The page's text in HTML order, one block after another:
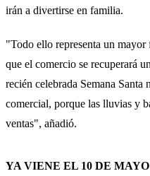
irán a divertirse en familia.
"Todo ello representa un
que el comercio se recuperará
recién celebrada Semana
comercial, porque las lluvias y
ventas", añadió.
YA VIENE EL 10 DE MAYO